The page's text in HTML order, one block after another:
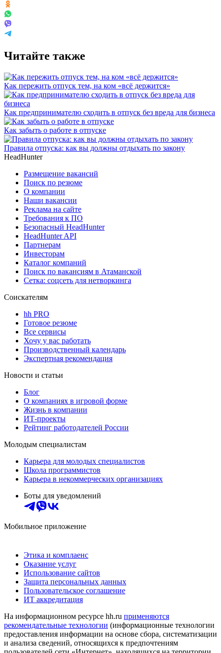
Читайте также
Как пережить отпуск тем, на ком «всё держится»
Как предпринимателю сходить в отпуск без вреда для бизнеса
Как забыть о работе в отпуске
Правила отпуска: как вы должны отдыхать по закону
HeadHunter
Размещение вакансий
Поиск по резюме
О компании
Наши вакансии
Реклама на сайте
Требования к ПО
Безопасный HeadHunter
HeadHunter API
Партнерам
Инвесторам
Каталог компаний
Поиск по вакансиям в Атаманской
Сетка: соцсеть для нетворкинга
Соискателям
hh PRO
Готовое резюме
Все сервисы
Хочу у вас работать
Производственный календарь
Экспертная рекомендация
Новости и статьи
Блог
О компаниях в игровой форме
Жизнь в компании
ИТ-проекты
Рейтинг работодателей России
Молодым специалистам
Карьера для молодых специалистов
Школа программистов
Карьера в некоммерческих организациях
Боты для уведомлений
Мобильное приложение
Этика и комплаенс
Оказание услуг
Использование сайтов
Защита персональных данных
Пользовательское соглашение
ИТ аккредитация
На информационном ресурсе hh.ru применяются
рекомендательные технологии (информационные технологии
предоставления информации на основе сбора, систематизации
и анализа сведений, относящихся к предпочтениям